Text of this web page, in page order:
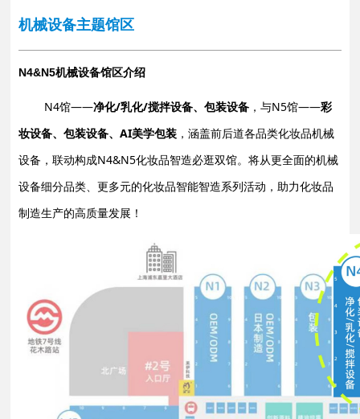
机械设备主题馆区
N4&N5机械设备馆区介绍
N4馆——净化/乳化/搅拌设备、包装设备 ，与N5馆——彩
妆设备、包装设备、AI美学包装 ，涵盖前后道各品类化妆品机械
设备，联动构成N4&N5化妆品智造必逛双馆。将从更全面的机械
设备细分品类、更多元的化妆品智能智造系列活动，助力化妆品
制造生产的高质量发展！